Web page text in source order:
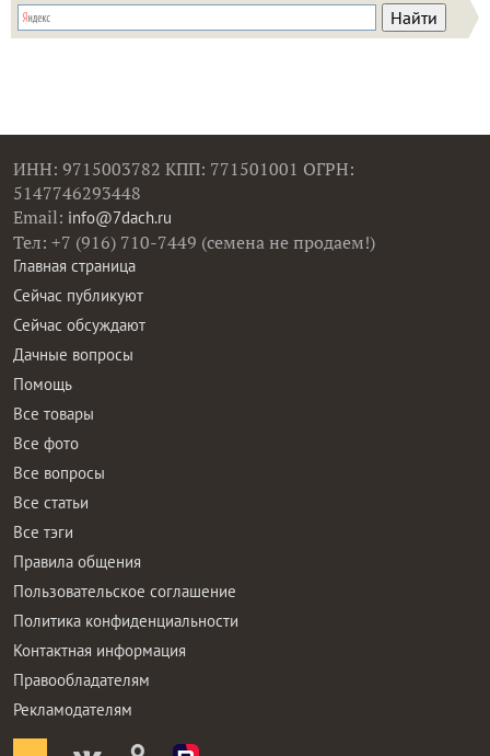
ИНН: 9715003782 КПП: 771501001 ОГРН:
5147746293448
Email: info@7dach.ru
Тел: +7 (916) 710-7449 (семена не продаем!)
Главная страница
Сейчас публикуют
Сейчас обсуждают
Дачные вопросы
Помощь
Все товары
Все фото
Все вопросы
Все статьи
Все тэги
Правила общения
Пользовательское соглашение
Политика конфиденциальности
Контактная информация
Правообладателям
Рекламодателям